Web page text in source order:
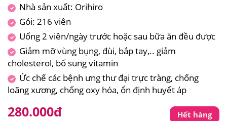
Nhà sản xuất: Orihiro
Gói: 216 viên
Uống 2 viên/ngày trước hoặc sau bữa ăn đều được
Giảm mỡ vùng bụng, đùi, bắp tay,.. giảm
cholesterol, bổ sung vitamin
Ức chế các bệnh ưng thư đại trực tràng, chống
loãng xương, chống oxy hóa, ổn định huyết áp
280.000đ Hết hàng